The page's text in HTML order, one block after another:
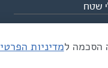
שטח
המסגר 55, תל אביב
הסכמה למדיניות